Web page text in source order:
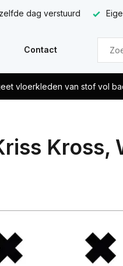
dag verstuurd
Contact
vloerkleden van stof vol
Kross,